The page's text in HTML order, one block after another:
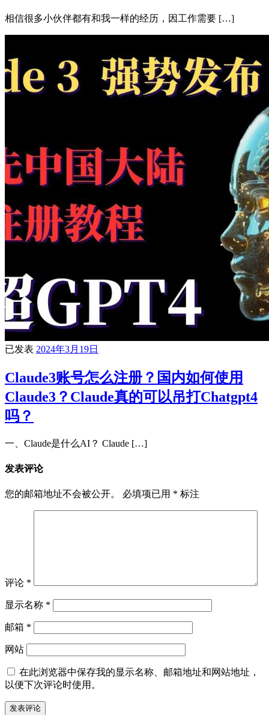
相信很多小伙伴都有和我一样的经历，因工作需要 […]
已发表 2024年3月19日
Claude3账号怎么注册？国内如何使用
Claude3？Claude真的可以吊打Chatgpt4
吗？
一、Claude是什么AI？ Claude […]
发表评论
您的邮箱地址不会被公开。 必填项已用 * 标注
评论 *
显示名称 *
邮箱 *
网站
在此浏览器中保存我的显示名称、邮箱地址和网站地址，
以便下次评论时使用。